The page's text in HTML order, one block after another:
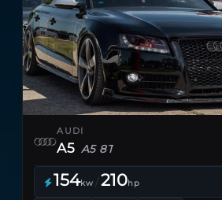
AUDI
A5 A5 8T
154kw /210hp